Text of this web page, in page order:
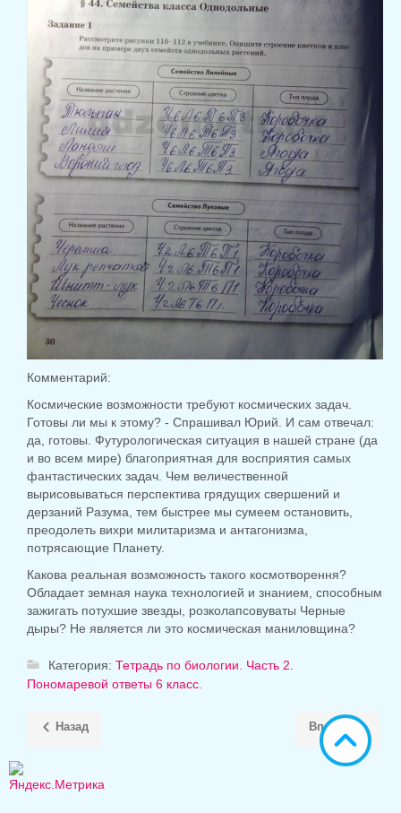
Комментарий:
Космические возможности требуют космических задач.
Готовы ли мы к этому? - Спрашивал Юрий. И сам отвечал:
да, готовы. Футурологическая ситуация в нашей стране (да
и во всем мире) благоприятная для восприятия самых
фантастических задач. Чем величественной
вырисовываться перспектива грядущих свершений и
дерзаний Разума, тем быстрее мы сумеем остановить,
преодолеть вихри милитаризма и антагонизма,
потрясающие Планету.
Какова реальная возможность такого космотворення?
Обладает земная наука технологией и знанием, способным
зажигать потухшие звезды, розколапсовуваты Черные
дыры? Не является ли это космическая маниловщина?
Категория: Тетрадь по биологии. Часть 2.
Пономаревой ответы 6 класс.
Назад Вперёд